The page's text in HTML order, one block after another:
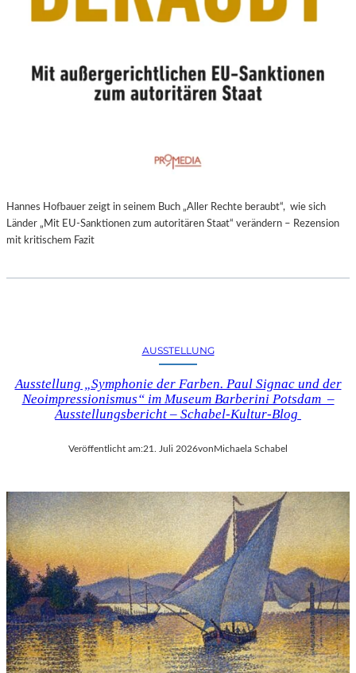
Hannes Hofbauer zeigt in seinem Buch „Aller Rechte beraubt“, wie sich
Länder „Mit EU-Sanktionen zum autoritären Staat“ verändern – Rezension
mit kritischem Fazit
AUSSTELLUNG
Ausstellung „Symphonie der Farben. Paul Signac und der
Neoimpressionismus“ im Museum Barberini Potsdam –
Ausstellungsbericht – Schabel-Kultur-Blog
Veröffentlicht am:21. Juli 2026von Michaela Schabel